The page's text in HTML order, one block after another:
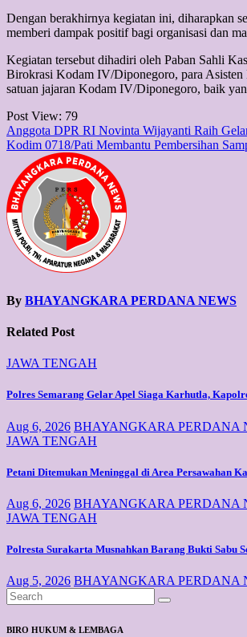
Dengan berakhirnya kegiatan ini, diharapkan
memberi dampak positif bagi organisasi dan
Kegiatan tersebut dihadiri oleh Paban Sahli
Birokrasi Kodam IV/Diponegoro, para
satuan jajaran Kodam IV/Diponegoro, baik
Post View: 79
Post
navigation
Anggota DPR RI Novinta Wijayanti Raih
Kodim 0718/Pati Membantu Pembersihan
By BHAYANGKARA PERDANA NEWS
Related Post
JAWA TENGAH
Polres Semarang Gelar Apel Siaga Karhutla,
Aug 6, 2026 BHAYANGKARA PERDANA
JAWA TENGAH
Petani Ditemukan Meninggal di Area Persawahan
Aug 6, 2026 BHAYANGKARA PERDANA
JAWA TENGAH
Polresta Surakarta Musnahkan Barang Bukti Sabu
Aug 5, 2026 BHAYANGKARA PERDANA
BIRO HUKUM & LEMBAGA